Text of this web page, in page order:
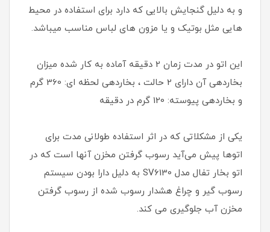
و به دلیل گنجایش بالایی که دارد برای استفاده در محیط‌
هایی مثل بوتیک و یا مزون‌ های لباس مناسب میباشد.
این اتو در مدت زمان 2 دقیقه آماده به کار شده میزان
بخاردهی آن دارای 2 حالت ، بخاردهی لحظه ای: 360 گرم
و بخاردهی پیوسته: 120 گرم در دقیقه
یکی از مشکلاتی که در اثر استفاده طولانی مدت برای
اتوها پیش می‌آید رسوب گرفتن مخزن آنها است که در
اتو بخار تفال مدل SV6130 به دلیل دارا بودن سیستم
رسوب گیر و چراغ هشدار رسوب شده از رسوب گرفتن
مخزن آب جلوگیری می کند.